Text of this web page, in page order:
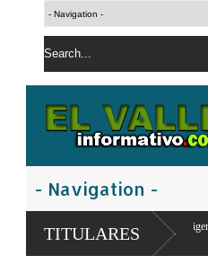
TITULARES
dirigentes y